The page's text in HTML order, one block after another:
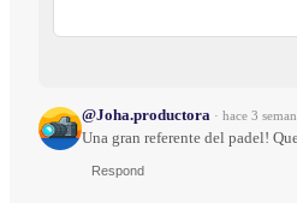
@Joha.productora · hace 3
Una gran referente del padel!
Respond